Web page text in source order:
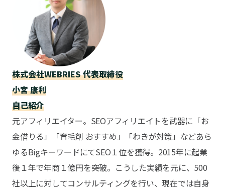
株式会社WEBRIES 代表取締役
小宮 康利
自己紹介
元アフィリエイター。SEOアフィリエイトを武器に「お
金借りる」「育毛剤 おすすめ」「わきが対策」などあら
ゆるBigキーワードにてSEO１位を獲得。2015年に起業
後１年で年商１億円を突破。こうした実績を元に、500
社以上に対してコンサルティングを行い、現在では自身